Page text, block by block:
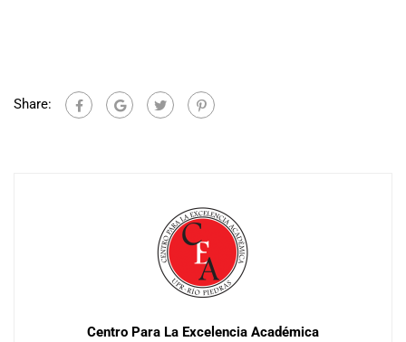
Share:
Centro Para La Excelencia Académica